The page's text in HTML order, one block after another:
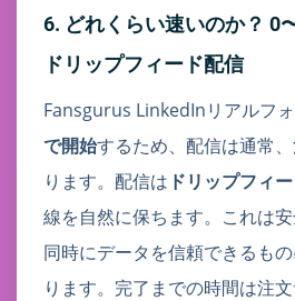
6. どれくらい速いのか？ 0
ドリップフィード配信
Fansgurus LinkedInリアルフ
で開始するため、配信は通常
ります。配信は ドリップフィ
線を自然に保ちます。これは安
同時にデータを信頼できるも
ります。完了までの時間は注